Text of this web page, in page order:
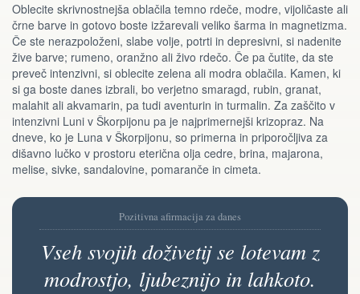
Oblecite skrivnostnejša oblačila temno rdeče, modre, vijoličaste ali
črne barve in gotovo boste izžarevali veliko šarma in magnetizma.
Če ste nerazpoloženi, slabe volje, potrti in depresivni, si nadenite
žive barve; rumeno, oranžno ali živo rdečo. Če pa čutite, da ste
preveč intenzivni, si oblecite zelena ali modra oblačila. Kamen, ki
si ga boste danes izbrali, bo verjetno smaragd, rubin, granat,
malahit ali akvamarin, pa tudi aventurin in turmalin. Za zaščito v
intenzivni Luni v Škorpijonu pa je najprimernejši krizopraz. Na
dneve, ko je Luna v Škorpijonu, so primerna in priporočljiva za
dišavno lučko v prostoru eterična olja cedre, brina, majarona,
melise, sivke, sandalovine, pomaranče in cimeta.
Pozitivna afirmacija za danes
Vseh svojih doživetij se lotevam z
modrostjo, ljubeznijo in lahkoto.